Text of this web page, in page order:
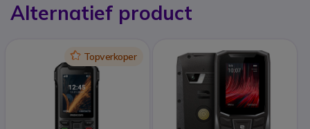
Alternatief product
IconTopverkoper